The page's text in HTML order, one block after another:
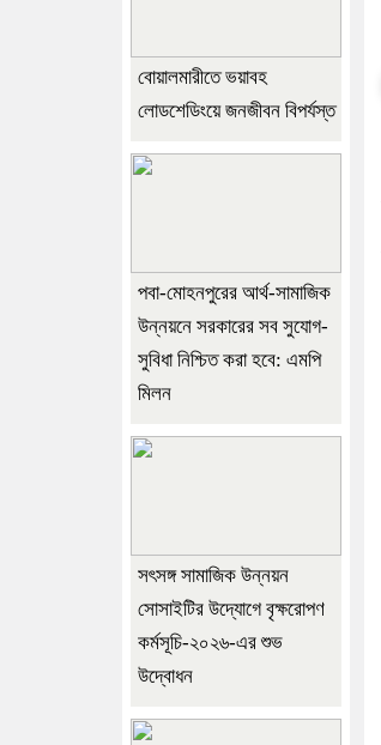
বোয়ালমারীতে ভয়াবহ
লোডশেডিংয়ে জনজীবন বিপর্যস্ত
পবা-মোহনপুরের আর্থ-সামাজিক
উন্নয়নে সরকারের সব সুযোগ-
সুবিধা নিশ্চিত করা হবে: এমপি
মিলন
সৎসঙ্গ সামাজিক উন্নয়ন
সোসাইটির উদ্যোগে বৃক্ষরোপণ
কর্মসূচি-২০২৬-এর শুভ
উদ্বোধন